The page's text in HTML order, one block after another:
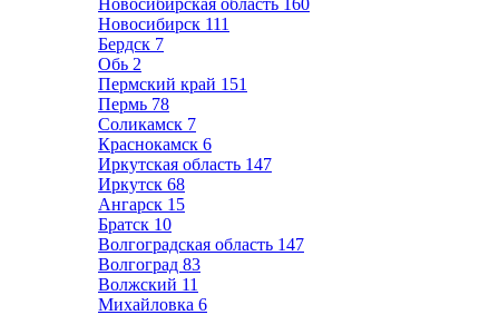
Новосибирская область 160
Новосибирск 111
Бердск 7
Обь 2
Пермский край 151
Пермь 78
Соликамск 7
Краснокамск 6
Иркутская область 147
Иркутск 68
Ангарск 15
Братск 10
Волгоградская область 147
Волгоград 83
Волжский 11
Михайловка 6